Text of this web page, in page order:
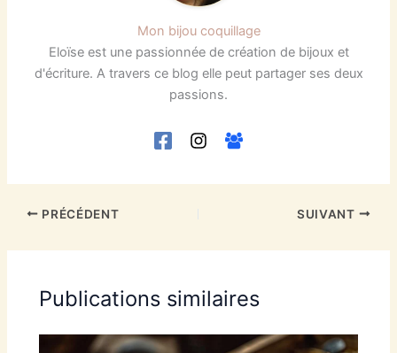
Mon bijou coquillage
Eloïse est une passionnée de création de bijoux et
d'écriture. A travers ce blog elle peut partager ses deux
passions.
PRÉCÉDENT SUIVANT
Publications similaires